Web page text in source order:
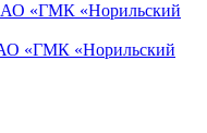
«ГМК «Норильский
«ГМК «Норильский